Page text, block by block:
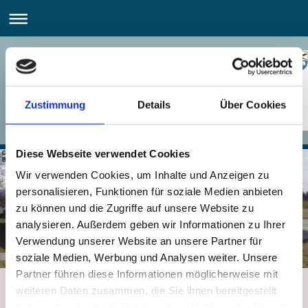
Zustimmung Details Über Cookies
Diese Webseite verwendet Cookies
Wir verwenden Cookies, um Inhalte und Anzeigen zu
personalisieren, Funktionen für soziale Medien anbieten
zu können und die Zugriffe auf unsere Website zu
analysieren. Außerdem geben wir Informationen zu Ihrer
Verwendung unserer Website an unsere Partner für
soziale Medien, Werbung und Analysen weiter. Unsere
Partner führen diese Informationen möglicherweise mit
weiteren Daten zusammen, die Sie ihnen bereitgestellt
Gemeinsames Kommunalunternehmen
Breitbrunn-Gstadt a. Chiemsee